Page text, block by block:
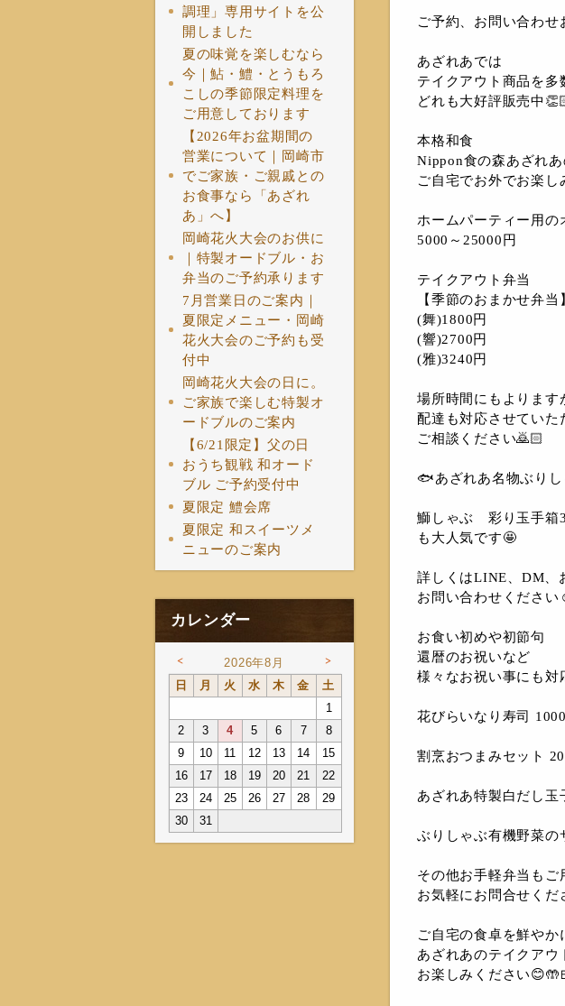
調理」専用サイトを公
開しました
夏の味覚を楽しむなら
今｜鮎・鱧・とうもろ
こしの季節限定料理を
ご用意しております
【2026年お盆期間の
営業について｜岡崎市
でご家族・ご親戚との
お食事なら「あざれ
あ」へ】
岡崎花火大会のお供に
｜特製オードブル・お
弁当のご予約承ります
7月営業日のご案内｜
夏限定メニュー・岡崎
花火大会のご予約も受
付中
岡崎花火大会の日に。
ご家族で楽しむ特製オ
ードブルのご案内
【6/21限定】父の日
おうち観戦 和オード
ブル ご予約受付中
夏限定 鱧会席
夏限定 和スイーツメ
ニューのご案内
カレンダー
< 2026年8月 >
日 月 火 水 木 金
土
1
2
3 4 5 6 7
8
9
10 11 12 13 14
15
16
17 18 19 20 21
22
23
24 25 26 27 28
29
30
31
ご予約、お問い合わ
あざれあでは
テイクアウト商品を多
どれも大好評販売中
本格和食
Nippon食の森あざれあ
ご自宅でお外でお楽
ホームパーティー用の
5000～25000円
テイクアウト弁当
【季節のおまかせ弁当
(舞)1800円
(響)2700円
(雅)3240円
場所時間にもよります
配達も対応させていた
ご相談ください🙇🏻
🐟あざれあ名物ぶり
鰤しゃぶ 彩り玉手箱
も大人気です🤩
詳しくはLINE、DM、
お問い合わせくださ
お食い初めや初節句
還暦のお祝いなど
様々なお祝い事にも対
花びらいなり寿司
割烹おつまみセット
あざれあ特製白だし玉
ぶりしゃぶ有機野菜の
その他お手軽弁当もご
お気軽にお問合せくだ
ご自宅の食卓を鮮やか
あざれあのテイクアウ
お楽しみください